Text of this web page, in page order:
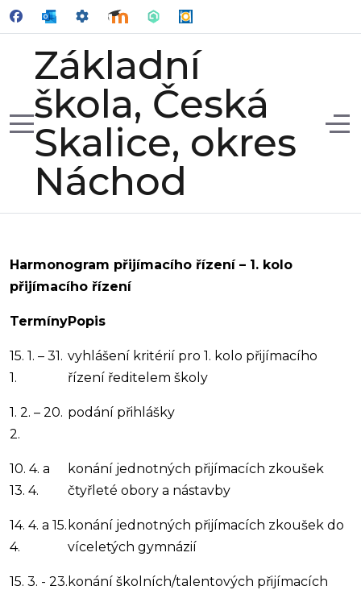
Mobile Menu Toggle
Základní
škola, Česká
Skalice, okres
Náchod
Harmonogram přijímacího řízení – 1. kolo
přijímacího řízení
TermínyPopis
15. 1. – 31.
1.
vyhlášení kritérií pro 1. kolo přijímacího
řízení ředitelem školy
1. 2. – 20.
2.
podání přihlášky
10. 4. a
13. 4.
konání jednotných přijímacích zkoušek
čtyřleté obory a nástavby
14. 4. a 15.
4.
konání jednotných přijímacích zkoušek do
víceletých gymnázií
15. 3. - 23. konání školních/talentových přijímacích